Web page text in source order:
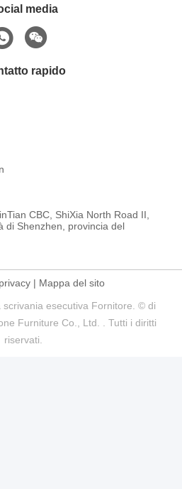
media
rapido
CBC, ShiXia North Road II,
di Shenzhen, provincia del
| Mappa del sito
scrivania esecutiva Fornitore. © di
Furniture Co., Ltd. . Tutti i diritti
riservati.